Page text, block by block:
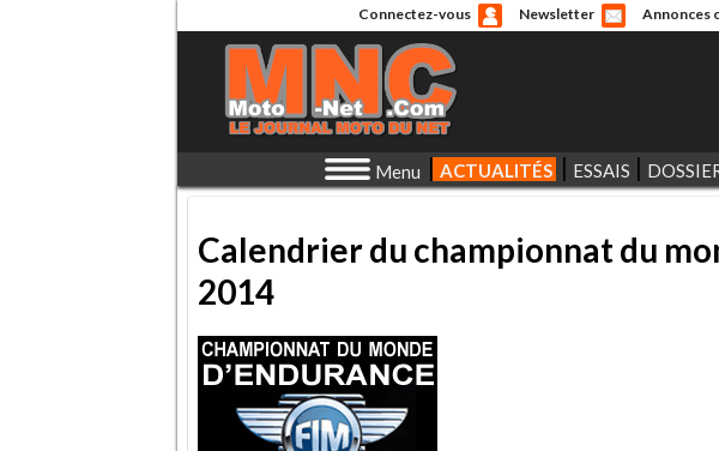
Connectez-vous Newsletter Annonces
Menu ACTUALITÉS ESSAIS
Calendrier du championnat du
2014